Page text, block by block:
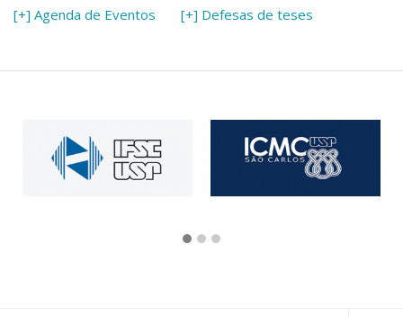
[+] Agenda de Eventos [+] Defesas de teses